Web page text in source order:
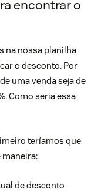
encontrar o
na nossa planilha
o desconto. Por
uma venda seja de
Como seria essa
teríamos que
maneira:
de desconto